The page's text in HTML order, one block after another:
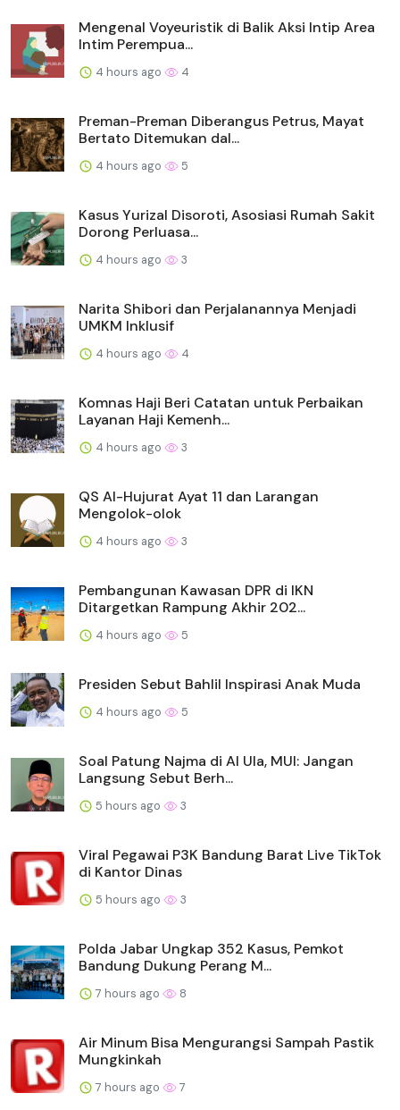
Mengenal Voyeuristik di Balik Aksi Intip Area
Intim Perempua...
4 hours ago 4
Preman-Preman Diberangus Petrus, Mayat
Bertato Ditemukan dal...
4 hours ago 5
Kasus Yurizal Disoroti, Asosiasi Rumah Sakit
Dorong Perluasa...
4 hours ago 3
Narita Shibori dan Perjalanannya Menjadi
UMKM Inklusif
4 hours ago 4
Komnas Haji Beri Catatan untuk Perbaikan
Layanan Haji Kemenh...
4 hours ago 3
QS Al-Hujurat Ayat 11 dan Larangan
Mengolok-olok
4 hours ago 3
Pembangunan Kawasan DPR di IKN
Ditargetkan Rampung Akhir 202...
4 hours ago 5
Presiden Sebut Bahlil Inspirasi Anak Muda
4 hours ago 5
Soal Patung Najma di Al Ula, MUI: Jangan
Langsung Sebut Berh...
5 hours ago 3
Viral Pegawai P3K Bandung Barat Live TikTok
di Kantor Dinas
5 hours ago 3
Polda Jabar Ungkap 352 Kasus, Pemkot
Bandung Dukung Perang M...
7 hours ago 8
Air Minum Bisa Mengurangsi Sampah Pastik
Mungkinkah
7 hours ago 7